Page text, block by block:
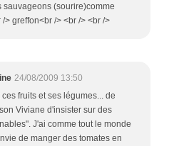
sauvageons (sourire)comme
/> greffon<br /> <br /> <br />
24/08/2009 13:50
fruits et ses légumes... de
Viviane d'insister sur des
J'ai comme tout le monde
de manger des tomates en